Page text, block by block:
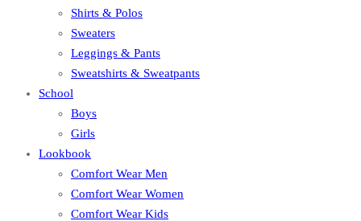
Shirts & Polos
Sweaters
Leggings & Pants
Sweatshirts & Sweatpants
School
Boys
Girls
Lookbook
Comfort Wear Men
Comfort Wear Women
Comfort Wear Kids